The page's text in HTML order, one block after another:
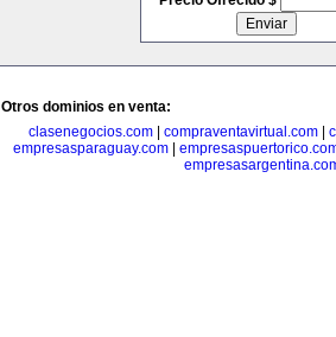
Otros dominios en venta:
clasenegocios.com| compraventavirtual.com|
empresasparaguay.com|